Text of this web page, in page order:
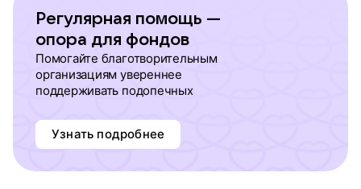
Регулярная помощь —
опора для фондов
Помогайте благотворительным
организациям увереннее
поддерживать подопечных
Узнать подробнее